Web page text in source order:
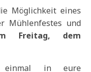
Möglichkeit eines
Mühlenfestes und
Freitag, dem
in eure